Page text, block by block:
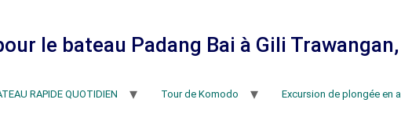
le bateau Padang Bai à Gili
RAPIDE QUOTIDIEN Tour de Komodo Excursion de plongée en